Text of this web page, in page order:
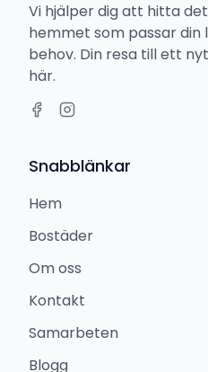
Vi hjälper dig att hitta
hemmet som passar din
behov. Din resa till ett
här.
Snabblänkar
Hem
Bostäder
Om oss
Kontakt
Samarbeten
Blogg